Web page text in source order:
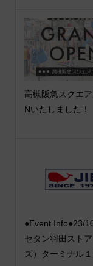
高槻阪急スクエ
Nいたしました！
●Event Info●23/
セタン羽田スト
ズ）ターミナル１